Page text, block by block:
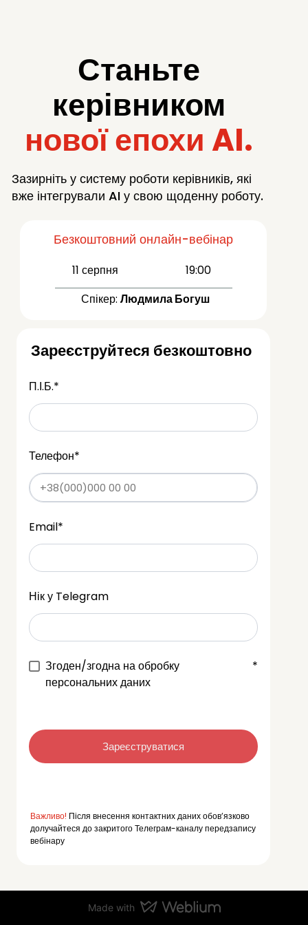
П.І.Б.*
Телефон*
Email*
Нік у Telegram
Згоден/згодна на обробку
персональних даних
*
Зареєструватися
Станьте
керівником
нової епохи AI.
Зазирніть у систему роботи керівників, які
вже інтегрували AI у свою щоденну роботу.
Безкоштовний онлайн-вебінар
Зареєструйтеся безкоштовно
Важливо! Після внесення контактних даних обовʼязково
долучайтеся до закритого Телеграм-каналу передзапису
вебінару
11 серпня
19:00
Спікер: Людмила Богуш
Made with